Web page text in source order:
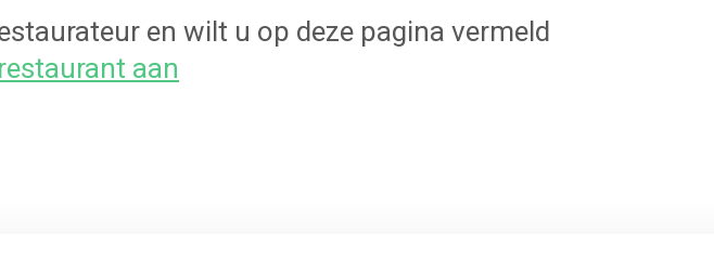
en wilt u op deze pagina vermeld
aan